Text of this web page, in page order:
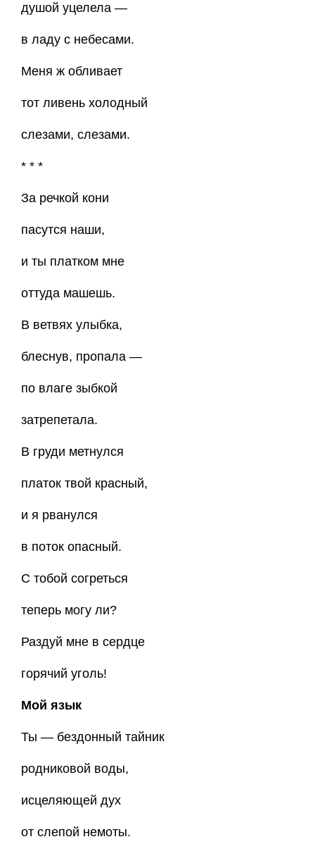
душой уцелела —
в ладу с небесами.
Меня ж обливает
тот ливень холодный
слезами, слезами.
* * *
За речкой кони
пасутся наши,
и ты платком мне
оттуда машешь.
В ветвях улыбка,
блеснув, пропала —
по влаге зыбкой
затрепетала.
В груди метнулся
платок твой красный,
и я рванулся
в поток опасный.
С тобой согреться
теперь могу ли?
Раздуй мне в сердце
горячий уголь!
Мой язык
Ты — бездонный тайник
родниковой воды,
исцеляющей дух
от слепой немоты.